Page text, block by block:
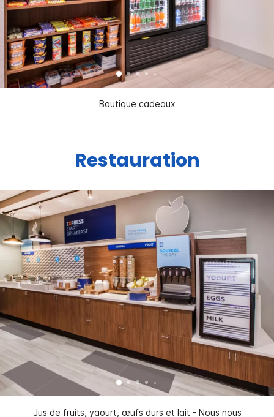
Boutique cadeaux
Restauration
Jus de fruits, yaourt, œufs durs et lait - Nous nous